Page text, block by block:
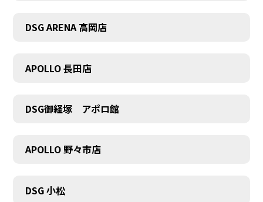
DSG ARENA 高岡店
APOLLO 長田店
DSG御経塚 アポロ館
APOLLO 野々市店
DSG 小松